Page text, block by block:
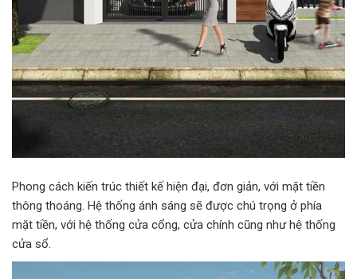
Phong cách kiến trúc thiết kế hiện đại, đơn giản, với mặt tiền
thông thoáng. Hệ thống ánh sáng sẽ được chú trọng ở phía
mặt tiền, với hệ thống cửa cổng, cửa chính cũng như hệ thống
cửa sổ.